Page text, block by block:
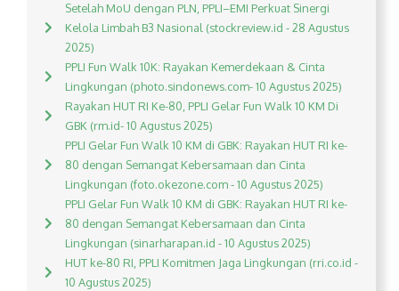
Setelah MoU dengan PLN, PPLI–EMI Perkuat Sinergi
Kelola Limbah B3 Nasional (stockreview.id - 28 Agustus
2025)
PPLI Fun Walk 10K: Rayakan Kemerdekaan & Cinta
Lingkungan (photo.sindonews.com- 10 Agustus 2025)
Rayakan HUT RI Ke-80, PPLI Gelar Fun Walk 10 KM Di
GBK (rm.id- 10 Agustus 2025)
PPLI Gelar Fun Walk 10 KM di GBK: Rayakan HUT RI ke-
80 dengan Semangat Kebersamaan dan Cinta
Lingkungan (foto.okezone.com - 10 Agustus 2025)
PPLI Gelar Fun Walk 10 KM di GBK: Rayakan HUT RI ke-
80 dengan Semangat Kebersamaan dan Cinta
Lingkungan (sinarharapan.id - 10 Agustus 2025)
HUT ke-80 RI, PPLI Komitmen Jaga Lingkungan (rri.co.id -
10 Agustus 2025)